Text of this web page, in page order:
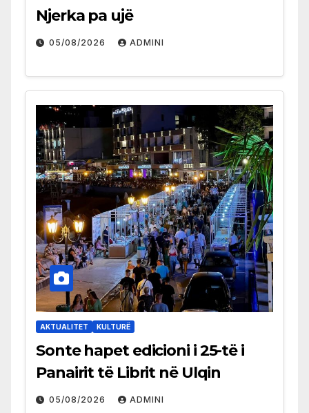
Njerka pa ujë
05/08/2026 ADMINI
AKTUALITET KULTURË
Sonte hapet edicioni i 25-të i
Panairit të Librit në Ulqin
05/08/2026 ADMINI